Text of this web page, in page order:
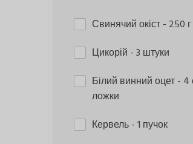
Свинячий окіст- 250 г
Цикорій - 3 штуки
Білий винний оцет- 4
ложки
Кервель- 1 пучок